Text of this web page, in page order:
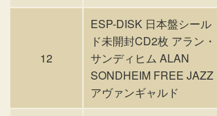
12
ESP-DISK 日本盤シール
ド未開封CD2枚 アラン・
サンディヒム ALAN
SONDHEIM FREE JAZZ
アヴァンギャルド